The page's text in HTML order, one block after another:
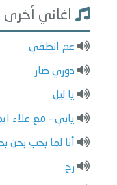
اغاني أخرى
عم انطفي
دوري صار
يا ليل
يابي - مع علاء
أنا لما بحب بحن
رح